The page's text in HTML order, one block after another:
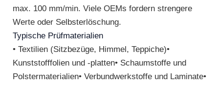
max. 100 mm/min. Viele OEMs fordern strengere
Werte oder Selbsterlöschung.
Typische Prüfmaterialien
• Textilien (Sitzbezüge, Himmel, Teppiche)•
Kunststofffolien und -platten• Schaumstoffe und
Polstermaterialien• Verbundwerkstoffe und Laminate•